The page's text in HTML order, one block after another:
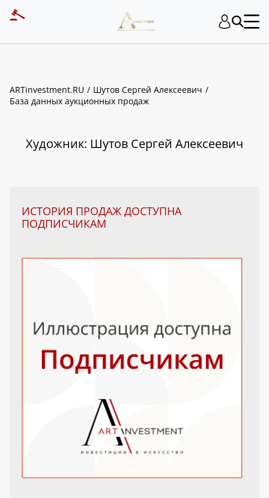
ARTinvestment.RU
Шутов Сергей Алексеевич
База данных аукционных продаж
Художник: Шутов Сергей Алексеевич
ИСТОРИЯ ПРОДАЖ ДОСТУПНА
ПОДПИСЧИКАМ